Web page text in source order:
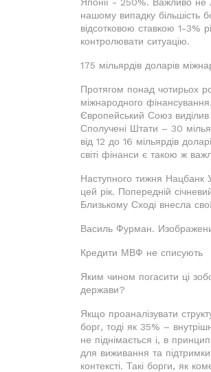
нашому випадку більшість
відсотковою ставкою 1-3%
контролювати ситуацію.
175 мільярдів доларів
Протягом понад чотирьох
міжнародного
Європейський Союз
Сполучені Штати – 30
від 12 до 16 мільярдів
світі фінанси є такою ж
Наступного тижня Нацбанк
цей рік. Попередній
Близькому Сході внесла
Василь Фурман.
Кредити МВФ не списують
Яким чином погасити ці
держави?
Якщо проаналізувати
борг, тоді як 35% –
не піднімається і, в
для виживання та
контексті. Такі борги, як